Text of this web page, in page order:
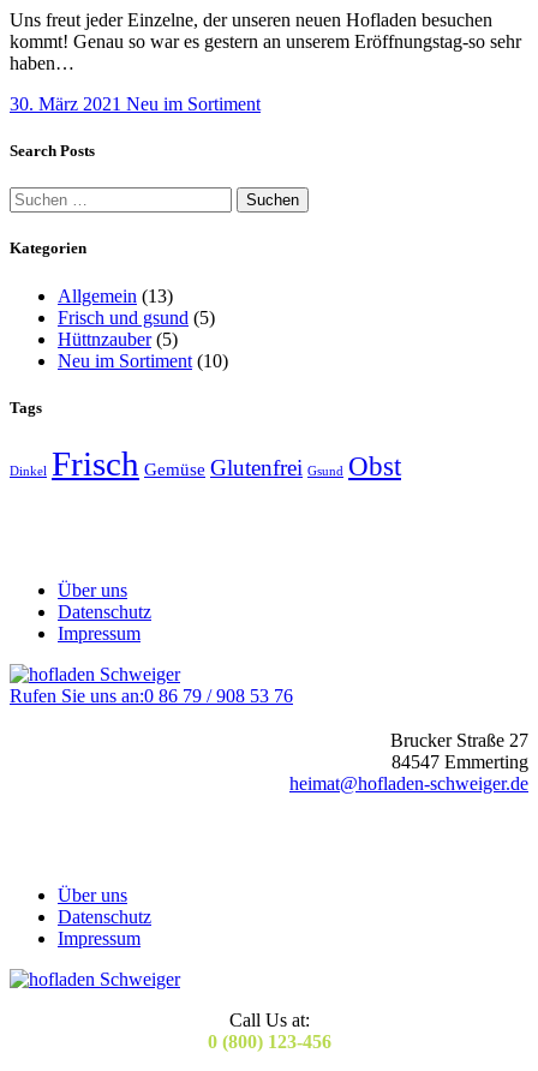
Uns freut jeder Einzelne, der unseren neuen Hofladen besuchen
kommt! Genau so war es gestern an unserem Eröffnungstag-so sehr
haben…
30. März 2021 Neu im Sortiment
Search Posts
Suchen
nach:
Kategorien
Allgemein (13)
Frisch und gsund (5)
Hüttnzauber(5)
Neu im Sortiment (10)
Tags
Dinkel Frisch Gemüse Glutenfrei Gsund Obst
Über uns
Datenschutz
Impressum
Rufen Sie uns an:0 86 79 / 908 53 76
Brucker Straße 27
84547 Emmerting
heimat@hofladen-schweiger.de
Über uns
Datenschutz
Impressum
Call Us at:
0 (800) 123-456